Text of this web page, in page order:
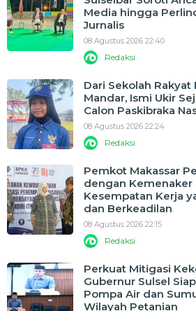
Media hingga
Jurnalis
08 Agustus 2026 22:40
Redaksi
Dari Sekolah Rakyat
Mandar, Ismi Ukir
Calon Paskibraka
08 Agustus 2026 22:24
Redaksi
Pemkot Makassar
dengan Kemenaker
Kesempatan Kerja
dan Berkeadilan
08 Agustus 2026 22:15
Redaksi
Perkuat Mitigasi
Gubernur Sulsel
Pompa Air dan
Wilayah Petanian